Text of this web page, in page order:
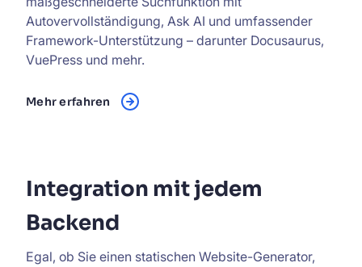
Autovervollständigung, Ask AI und umfassender
Framework-Unterstützung – darunter Docusaurus,
VuePress und mehr.
Mehr erfahren
Integration mit jedem
Backend
Egal, ob Sie einen statischen Website-Generator,